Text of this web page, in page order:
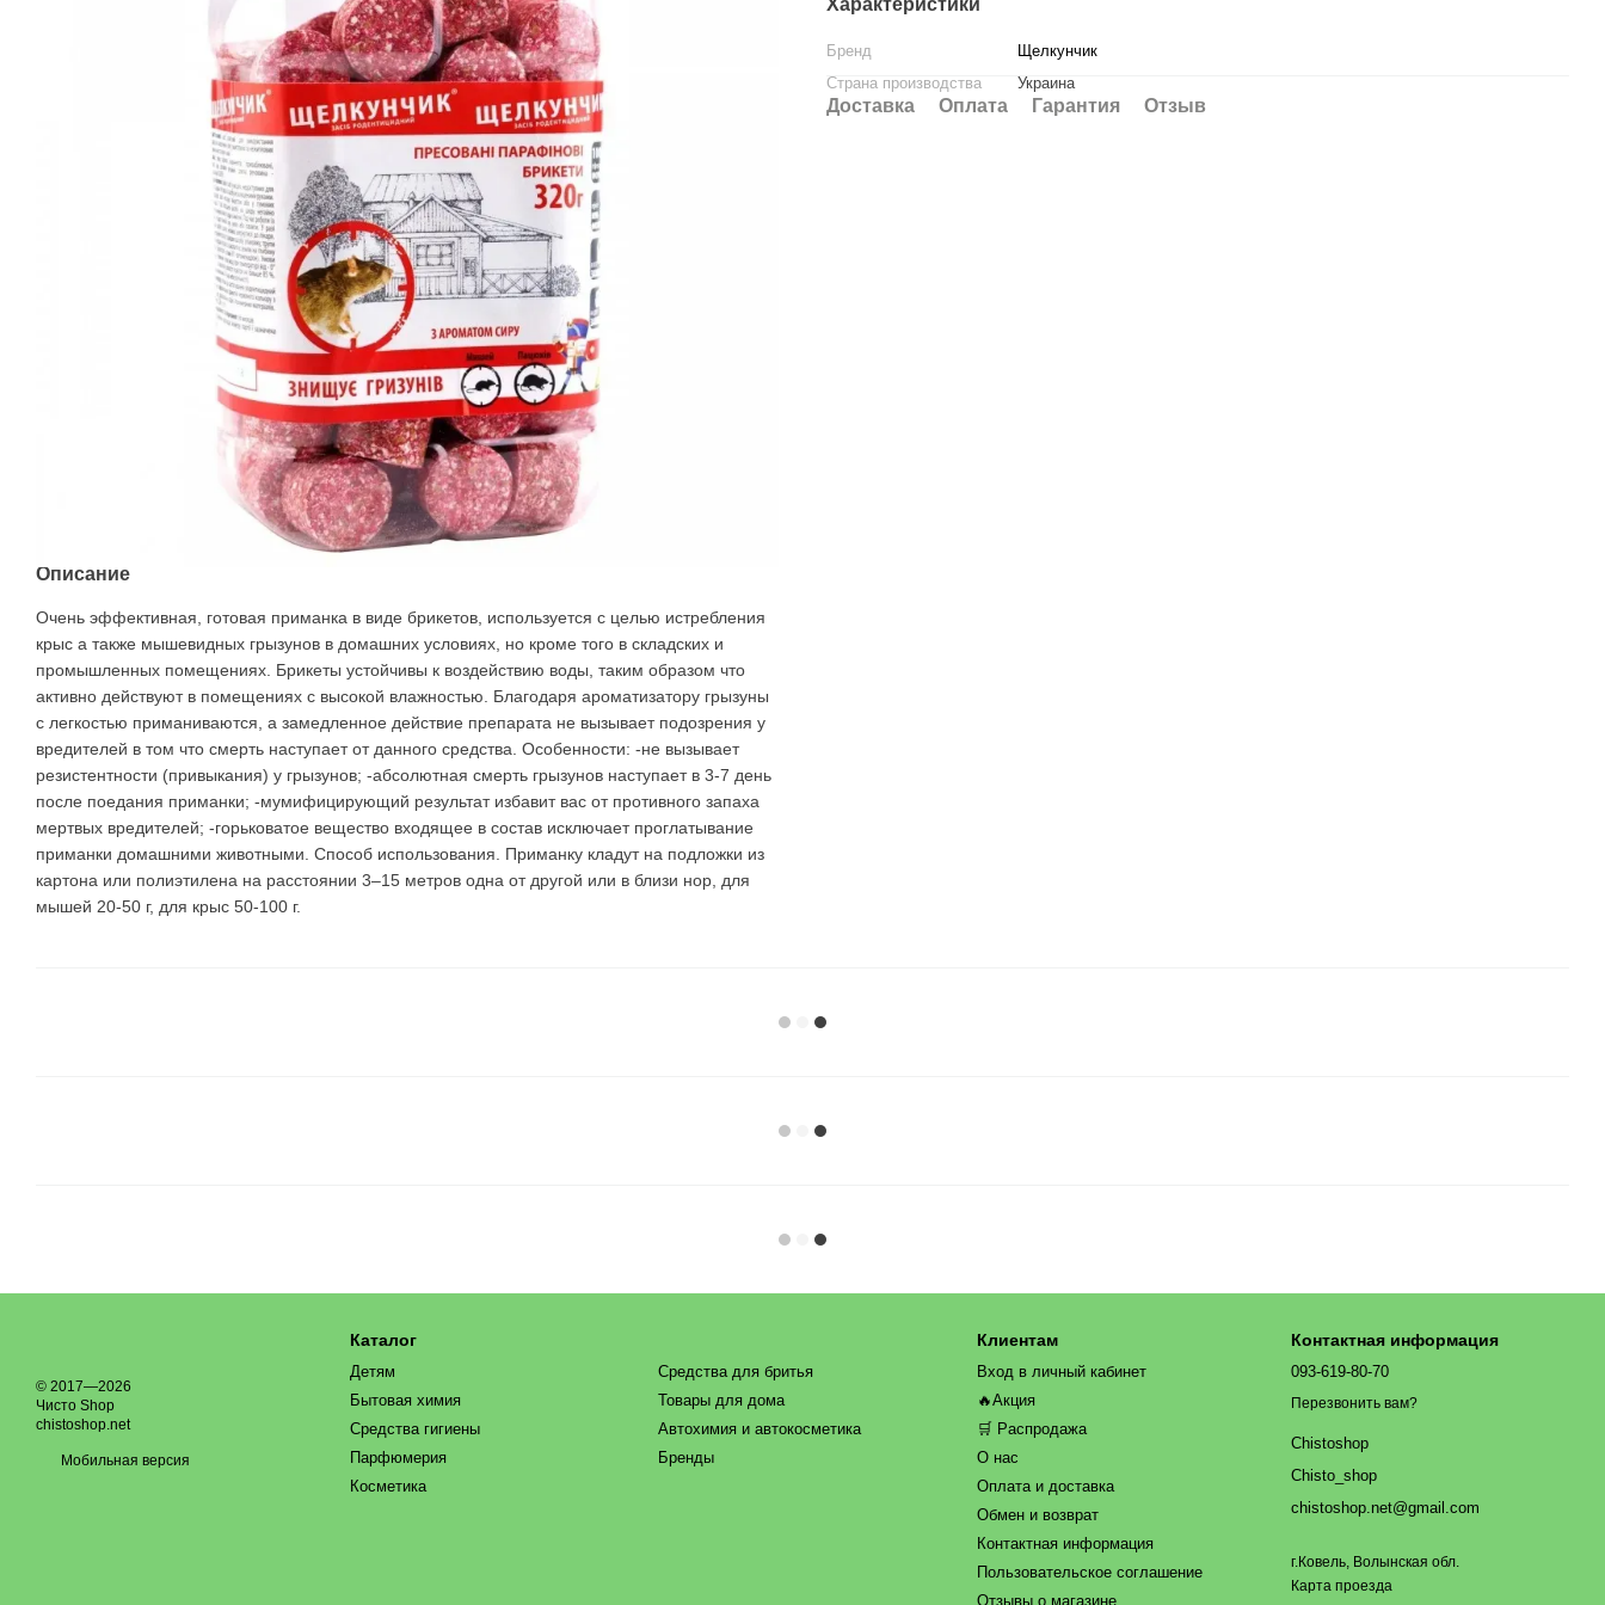
Описание
Очень эффективная, готовая приманка в виде брикетов, используется с целью истребления
крыс а также мышевидных грызунов в домашних условиях, но кроме того в складских и
промышленных помещениях. Брикеты устойчивы к воздействию воды, таким образом что
активно действуют в помещениях с высокой влажностью. Благодаря ароматизатору грызуны
с легкостью приманиваются, а замедленное действие препарата не вызывает подозрения у
вредителей в том что смерть наступает от данного средства. Особенности: -не вызывает
резистентности (привыкания) у грызунов; -абсолютная смерть грызунов наступает в 3-7 день
после поедания приманки; -мумифицирующий результат избавит вас от противного запаха
мертвых вредителей; -горьковатое вещество входящее в состав исключает проглатывание
приманки домашними животными. Способ использования. Приманку кладут на подложки из
картона или полиэтилена на расстоянии 3–15 метров одна от другой или в близи нор, для
мышей 20-50 г, для крыс 50-100 г.
Характеристики
Бренд
Щелкунчик
Страна производства
Украина
Доставка Оплата Гарантия Отзыв
© 2017—2026
Чисто Shop
chistoshop.net
Мобильная версия
Каталог
Детям
Бытовая химия
Средства гигиены
Парфюмерия
Косметика
Средства для бритья
Товары для дома
Автохимия и автокосметика
Бренды
Клиентам
Вход в личный кабинет
🔥Акция
🛒 Распродажа
О нас
Оплата и доставка
Обмен и возврат
Контактная информация
Пользовательское соглашение
Отзывы о магазине
Контактная информация
093-619-80-70
Перезвонить вам?
Chistoshop
Chisto_shop
chistoshop.net@gmail.com
г.Ковель, Волынская обл.
Карта проезда